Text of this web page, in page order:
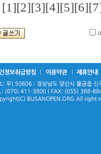
[1][2][3][4][5][6]